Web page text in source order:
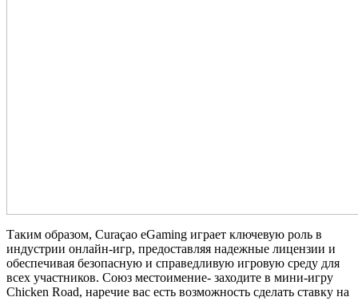
Таким образом, Curaçao eGaming играет ключевую роль в
индустрии онлайн-игр, предоставляя надежные лицензии и
обеспечивая безопасную и справедливую игровую среду для
всех участников. Союз местоимение- заходите в мини-игру
Chicken Road, наречие вас есть возможность сделать ставку на